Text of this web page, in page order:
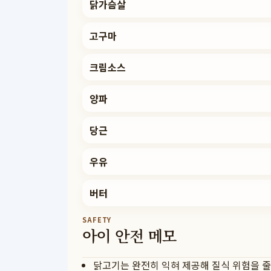
닭가슴살
고구마
크림소스
양파
당근
우유
버터
SAFETY
아이 안전 메모
닭고기는 완전히 익혀 제공해 질식 위험을